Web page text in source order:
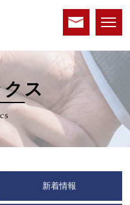
ス
新着情報